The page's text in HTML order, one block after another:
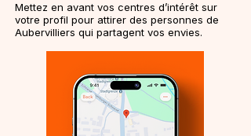
Mettez en avant vos centres d’intérêt sur
votre profil pour attirer des personnes de
Aubervilliers qui partagent vos envies.